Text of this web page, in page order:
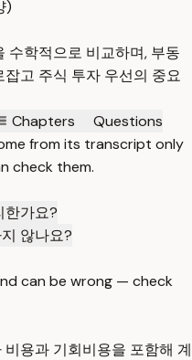
)
수학적으로 비교하며, 부동
고 주식 투자 우선의 중요
Chapters
Questions
from its transcript only
check them.
한가요?
않나요?
can be wrong — check
용과 기회비용을 포함해 계